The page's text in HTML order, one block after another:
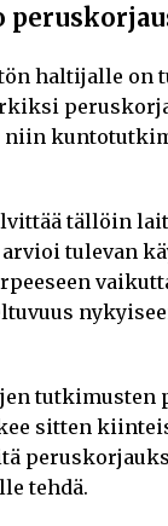
haltijalle on
niin
tällöin
tulevan
tutkimusten
sitten
tehdä.